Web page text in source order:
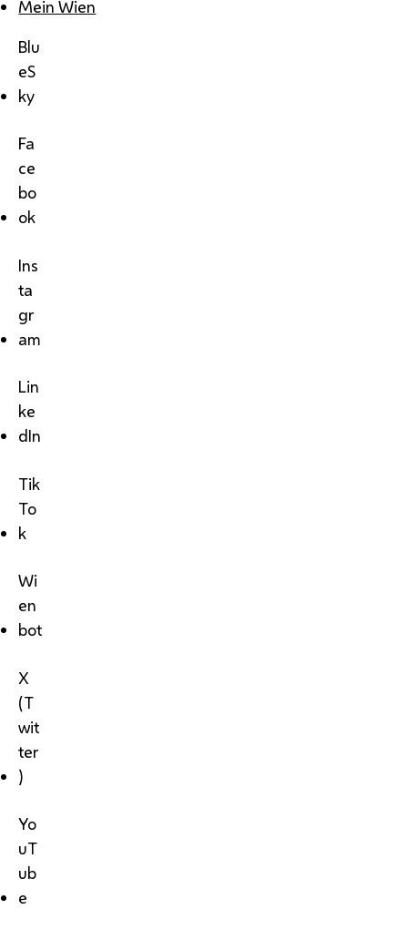
Mein Wien
Blu
eS
ky
Fa
ce
bo
ok
Ins
ta
gr
am
Lin
ke
dIn
Tik
To
k
Wi
en
bot
X
(T
wit
ter
)
Yo
uT
ub
e